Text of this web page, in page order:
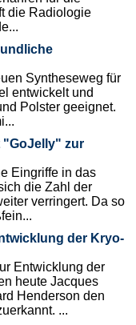
die Radiologie
Syntheseweg für
entwickelt und
Polster geeignet.
"GoJelly" zur
Eingriffe in das
die Zahl der
verringert. Da so
der Kryo-
Entwicklung der
heute Jacques
Henderson den
...